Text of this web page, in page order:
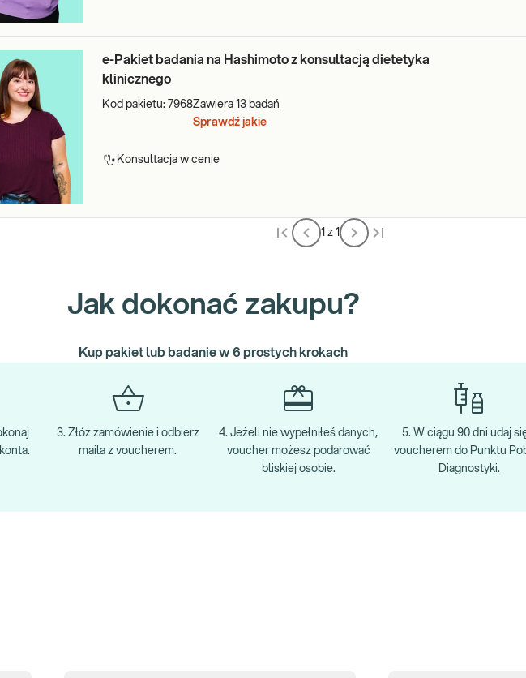
e-Pakiet badania na Hashimoto z konsultacją dietetyka
klinicznego
Kod pakietu: 7968Zawiera 13 badań
Sprawdź jakie
Konsultacja w cenie
1 z 1
Jak dokonać zakupu?
Kup pakiet lub badanie w 6 prostych krokach
3. Złóż zamówienie i odbierz
maila z voucherem.
4. Jeżeli nie wypełniłeś danych,
voucher możesz podarować
bliskiej osobie.
5. W ciągu 90 dni udaj
voucherem do Punktu
Diagnostyki.